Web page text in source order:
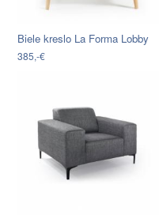
Biele kreslo La Forma Lobby
385,-€